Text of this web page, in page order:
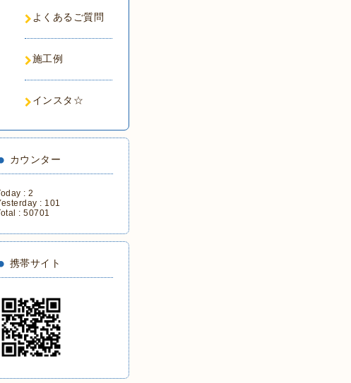
よくあるご質問
施工例
インスタ☆
カウンター
: 2
: 101
: 50701
携帯サイト